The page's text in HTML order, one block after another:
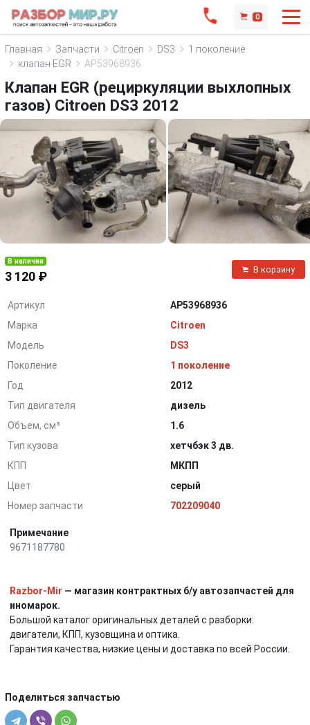
0
Главная Запчасти Citroen DS3
1 поколение
клапан EGR
AP53968936
Клапан EGR (рециркуляции выхлопных
газов) Citroen DS3 2012
В наличии
3 120 ₽
В корзину
Артикул
AP53968936
Марка
Citroen
Модель
DS3
Поколение
1 поколение
Год
2012
Тип двигателя
дизель
Объем, см³
1.6
Тип кузова
хетчбэк 3 дв.
КПП
МКПП
Цвет
серый
Номер запчасти
702209040
Примечание
9671187780
Razbor-Mir — магазин контрактных б/у автозапчастей для
иномарок.
Большой каталог оригинальных деталей с разборки:
двигатели, КПП, кузовщина и оптика.
Гарантия качества, низкие цены и доставка по всей России.
Поделиться запчастью